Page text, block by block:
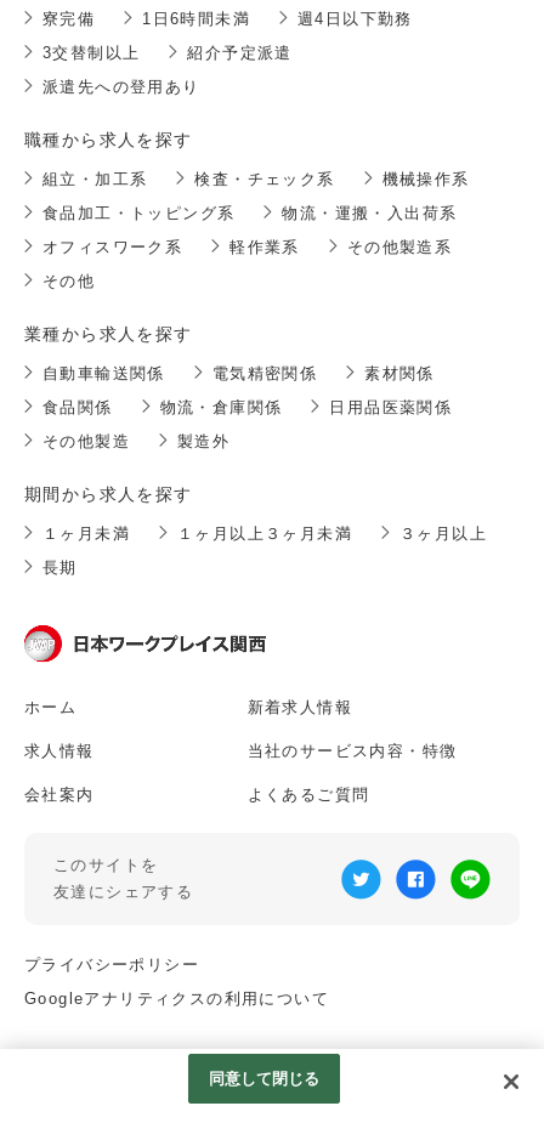
ホーム 新着求人情報
求人情報 当社のサービス内容・特徴
会社案内 よくあるご質問
このサイトを
友達にシェアする
プライバシーポリシー
Googleアナリティクスの利用について
寮完備
1日6時間未満
週4日以下勤務
3交替制以上
紹介予定派遣
派遣先への登用あり
職種から求人を探す
組立・加工系 検査・チェック系
機械操作系
食品加工・トッピング系
物流・運搬・入出荷系
オフィスワーク系
軽作業系
その他製造系
その他
業種から求人を探す
自動車輸送関係 電気精密関係
素材関係
食品関係
物流・倉庫関係
日用品医薬関係
その他製造
製造外
期間から求人を探す
１ヶ月未満 １ヶ月以上３ヶ月未満
３ヶ月以上
長期
同意して閉じる